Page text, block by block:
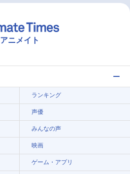
アニメイト
ランキング
声優
みんなの声
映画
ゲーム・アプリ